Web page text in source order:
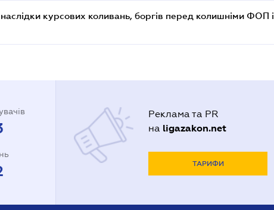
курсових коливань, боргів перед колишніми ФОП і
Реклама та PR
на ligazakon.net
ТАРИФИ